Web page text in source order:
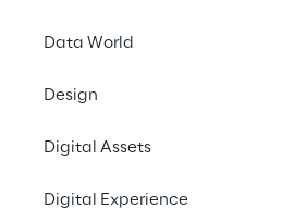
Data World
Design
Digital Assets
Digital Experience